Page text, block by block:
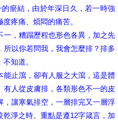
瘀結，由於年深日久，若一時強
疼痛、煩悶的痛苦。
，糟蹋歷程也形色各異，加之先
以你若問我，我會怎麼排？排多
知道。
止瀉，卻有人服之大瀉，這是體
人從皮膚排，各類形色不一的皮
，讓寒氣排空，一層排完又一層浮
乾淨之時。重點是遵12字箴言，加